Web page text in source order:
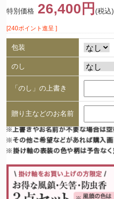
特別価格 26,400円 (税込)
[240ポイント進呈 ]
包装
のし
「のし」の上書き
贈り主などのお名前